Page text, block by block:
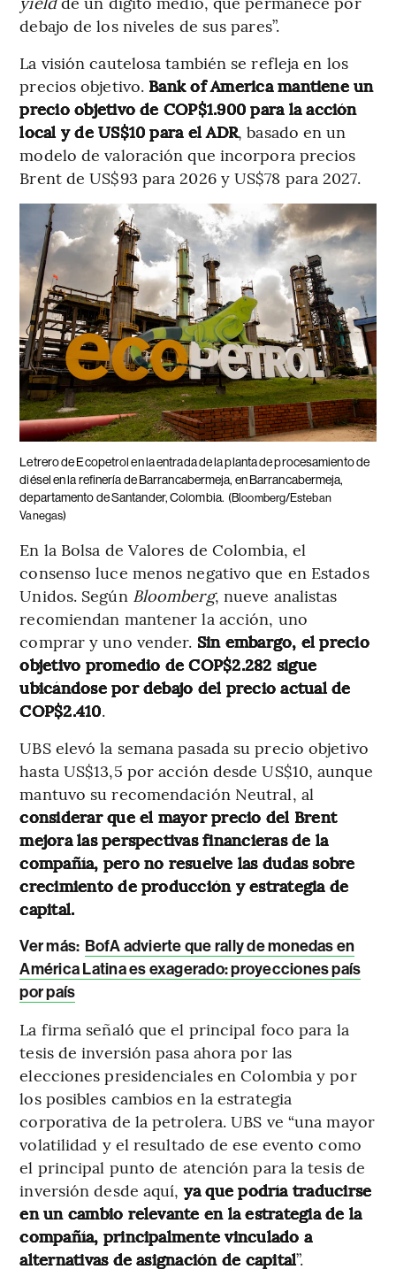
debajo de los niveles de sus pares”.
La visión cautelosa también se refleja en los
precios objetivo. Bank of America mantiene un
precio objetivo de COP$1.900 para la acción
local y de US$10 para el ADR, basado en un
modelo de valoración que incorpora precios
Brent de US$93 para 2026 y US$78 para 2027.
Letrero de Ecopetrol en la entrada de la planta de procesamiento de
diésel en la refinería de Barrancabermeja, en Barrancabermeja,
departamento de Santander, Colombia. (Bloomberg/Esteban
Vanegas)
En la Bolsa de Valores de Colombia, el
consenso luce menos negativo que en Estados
Unidos. Según Bloomberg, nueve analistas
recomiendan mantener la acción, uno
comprar y uno vender. Sin embargo, el precio
objetivo promedio de COP$2.282 sigue
ubicándose por debajo del precio actual de
COP$2.410.
UBS elevó la semana pasada su precio objetivo
hasta US$13,5 por acción desde US$10, aunque
mantuvo su recomendación Neutral, al
considerar que el mayor precio del Brent
mejora las perspectivas financieras de la
compañía, pero no resuelve las dudas sobre
crecimiento de producción y estrategia de
capital.
Ver más: BofA advierte que rally de monedas en
América Latina es exagerado: proyecciones país
por país
La firma señaló que el principal foco para la
tesis de inversión pasa ahora por las
elecciones presidenciales en Colombia y por
los posibles cambios en la estrategia
corporativa de la petrolera. UBS ve “una mayor
volatilidad y el resultado de ese evento como
el principal punto de atención para la tesis de
inversión desde aquí, ya que podría traducirse
en un cambio relevante en la estrategia de la
compañía, principalmente vinculado a
alternativas de asignación de capital”.